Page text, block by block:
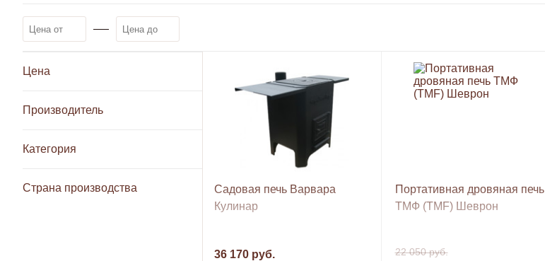
Цена
Производитель
Категория
Страна производства
Садовая печь Варвара
Кулинар
36 170 руб.
Портативная дровяная печь
ТМФ (TMF) Шеврон
22 050 руб.